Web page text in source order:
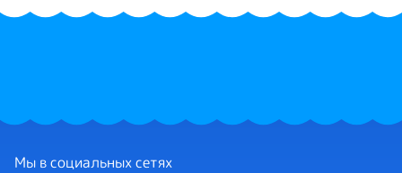
Мы в социальных сетях